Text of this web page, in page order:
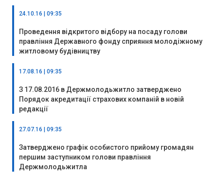
24.10.16 | 09:35
Проведення відкритого відбору на посаду голови
правління Державного фонду сприяння молодіжному
житловому будівництву
17.08.16 | 09:35
З 17.08.2016 в Держмолодьжитло затверджено
Порядок акредитації страхових компаній в новій
редакції
27.07.16 | 09:35
Затверджено графік особистого прийому громадян
першим заступником голови правління
Держмолодьжитла